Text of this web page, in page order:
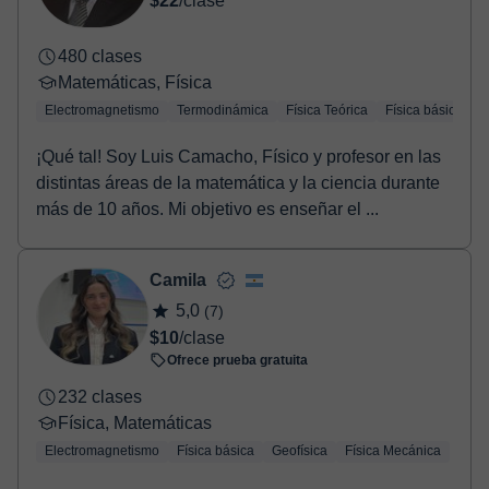
480 clases
Matemáticas, Física
Electromagnetismo Termodinámica Física Teórica Física básica
¡Qué tal! Soy Luis Camacho, Físico y profesor en las
distintas áreas de la matemática y la ciencia durante
más de 10 años. Mi objetivo es enseñar el ...
Camila
5,0 (7)
$10/clase
Ofrece prueba gratuita
232 clases
Física, Matemáticas
Electromagnetismo Física básica Geofísica Física Mecánica